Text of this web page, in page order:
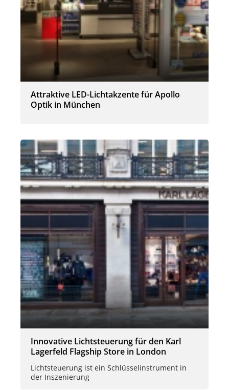
Attraktive LED-Lichtakzente für Apollo
Optik in München
Innovative Lichtsteuerung für den Karl
Lagerfeld Flagship Store in London
Lichtsteuerung ist ein Schlüsselinstrument in
der Inszenierung